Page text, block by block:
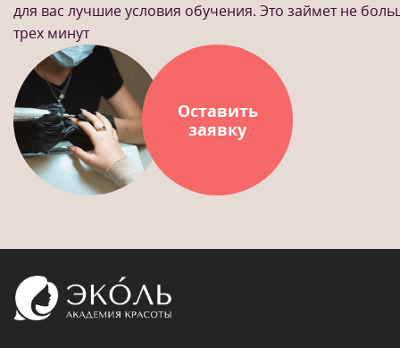
для вас лучшие условия обучения. Это займет не
трех минут
Оставить
заявку